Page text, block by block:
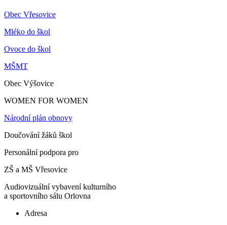
Obec Vřesovice
Mléko do škol
Ovoce do škol
MŠMT
Obec Výšovice
WOMEN FOR WOMEN
Národní plán obnovy
Doučování žáků škol
Personální podpora pro
ZŠ a MŠ Vřesovice
Audiovizuální vybavení kulturního
a sportovního sálu Orlovna
Adresa